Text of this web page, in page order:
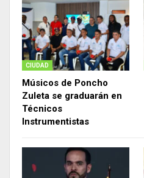
CIUDAD
Músicos de Poncho
Zuleta se graduarán en
Técnicos
Instrumentistas